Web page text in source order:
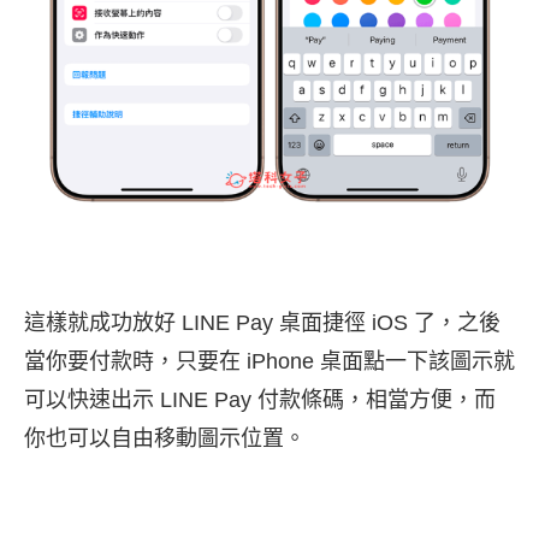
這樣就成功放好 LINE Pay 桌面捷徑 iOS 了，之後
當你要付款時，只要在 iPhone 桌面點一下該圖示就
可以快速出示 LINE Pay 付款條碼，相當方便，而
你也可以自由移動圖示位置。